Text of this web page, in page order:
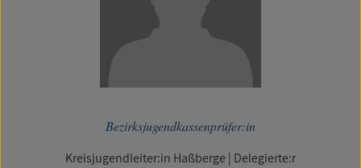
Bezirksjugendkassenprüfer:in
Kreisjugendleiter:in Haßberge| Delegierte:r